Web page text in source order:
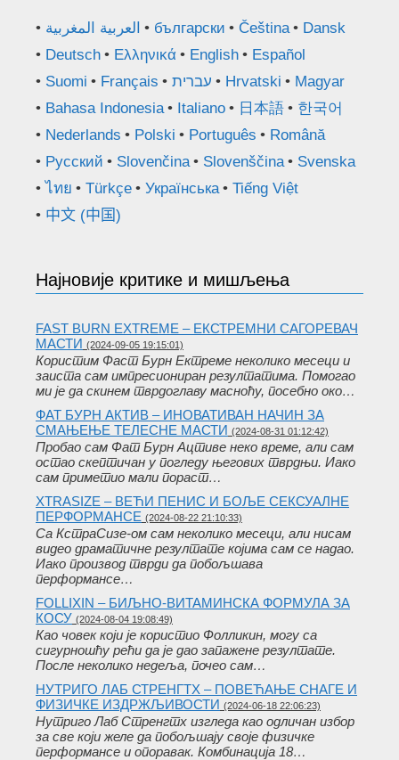
العربية المغربية български Čeština
Dansk
Deutsch
Ελληνικά English
Español
Suomi
Français עברית Hrvatski
Magyar
Bahasa Indonesia
Italiano 日本語
한국어
Nederlands
Polski Português
Română
Русский
Slovenčina Slovenščina
Svenska
ไทย
Türkçe Українська
Tiếng Việt
中文 (中国)
Најновије критике и мишљења
FAST BURN EXTREME – ЕКСТРЕМНИ САГОРЕВАЧ
МАСТИ (2024-09-05 19:15:01)
Користим Фаст Бурн Ектреме неколико месеци и
заиста сам импресиониран резултатима. Помогао
ми је да скинем тврдоглаву масноћу, посебно око…
ФАТ БУРН АКТИВ – ИНОВАТИВАН НАЧИН ЗА
СМАЊЕЊЕ ТЕЛЕСНЕ МАСТИ (2024-08-31 01:12:42)
Пробао сам Фат Бурн Ацтиве неко време, али сам
остао скептичан у погледу његових тврдњи. Иако
сам приметио мали пораст…
XTRASIZE – ВЕЋИ ПЕНИС И БОЉЕ СЕКСУАЛНЕ
ПЕРФОРМАНСЕ (2024-08-22 21:10:33)
Са КстраСизе-ом сам неколико месеци, али нисам
видео драматичне резултате којима сам се надао.
Иако производ тврди да побољшава
перформансе…
FOLLIXIN – БИЉНО-ВИТАМИНСКА ФОРМУЛА ЗА
КОСУ (2024-08-04 19:08:49)
Као човек који је користио Фолликин, могу са
сигурношћу рећи да је дао запажене резултате.
После неколико недеља, почео сам…
НУТРИГО ЛАБ СТРЕНГТХ – ПОВЕЋАЊЕ СНАГЕ И
ФИЗИЧКЕ ИЗДРЖЉИВОСТИ (2024-06-18 22:06:23)
Нутриго Лаб Стренгтх изгледа као одличан избор
за све који желе да побољшају своје физичке
перформансе и опоравак. Комбинација 18…